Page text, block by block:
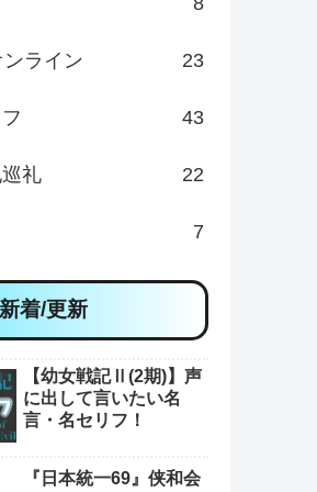
ライン 23
43
礼 22
7
新着/更新
【幼女戦記Ⅱ(2期)】声
に出して言いたい名
言・名セリフ！
『日本統一69』侠和会